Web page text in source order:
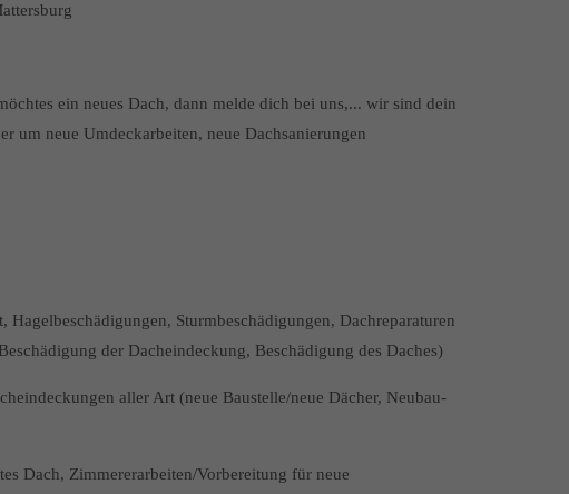
ein neues Dach, dann melde dich bei uns,... wir sind dein
um neue Umdeckarbeiten, neue Dachsanierungen
Sturmbeschädigungen, Dachreparaturen
der Dacheindeckung, Beschädigung des Daches)
aller Art (neue Baustelle/neue Dächer, Neubau-
Dach, Zimmererarbeiten/Vorbereitung für neue